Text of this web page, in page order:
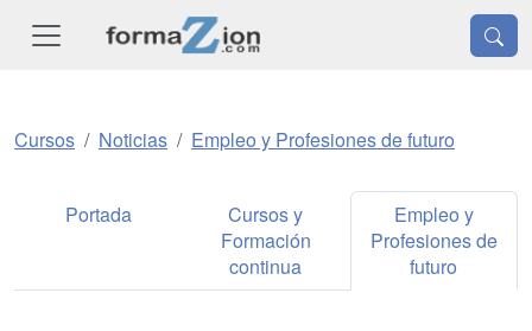
Cursos Noticias Empleo y Profesiones de futuro
Portada
Cursos y
Formación
continua
Empleo y
Profesiones de
futuro